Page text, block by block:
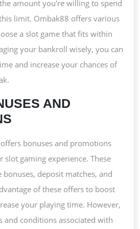
amount you're willing to spend
limit. Ombak88 offers various
a slot game that fits within
your bankroll wisely, you can
and increase your chances of
AND
bonuses and promotions
slot gaming experience. These
deposit matches, and
of these offers to boost
your playing time. However,
and conditions associated with